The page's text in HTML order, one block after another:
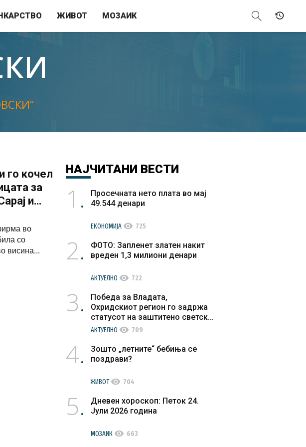
ЖИВОТ МОЗАИК
го кочел
за
и
профит
во
со
висина...
НАЈЧИТАНИ ВЕСТИ
1
Просечната нето плата во мај
49.544 денари
ЕКОНОМИЈА visibility 725
2
ФОТО: Запленет златен накит
вреден 1,3 милиони денари
АКТУЕЛНО visibility 722
3
Победа за Владата,
Охридскиот регион го задржа
статусот на заштитено светско
културно наследство
АКТУЕЛНО visibility 709
4
Зошто „летните“ бебиња се
поздрави?
ЖИВОТvisibility 704
5
Дневен хороскоп: Петок 24.
Јули 2026 година
МОЗАИК visibility 663